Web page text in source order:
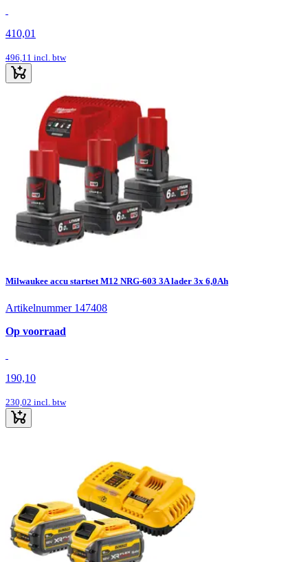
410,01
496,11 incl. btw
Milwaukee accu startset M12 NRG-603 3A lader 3x 6,0Ah
Artikelnummer 147408
Op voorraad
190,10
230,02 incl. btw